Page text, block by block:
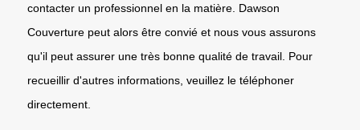
contacter un professionnel en la matière. Dawson
Couverture peut alors être convié et nous vous assurons
qu'il peut assurer une très bonne qualité de travail. Pour
recueillir d'autres informations, veuillez le téléphoner
directement.